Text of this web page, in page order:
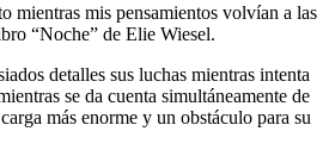
mientras mis pensamientos volvían a las
“Noche” de Elie Wiesel.
detalles sus luchas mientras intenta
se da cuenta simultáneamente de
más enorme y un obstáculo para su